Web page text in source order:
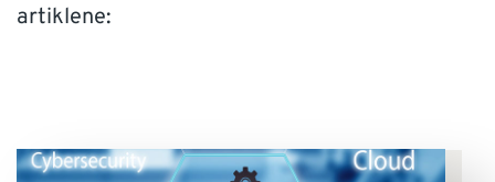
Support: 482 04 400 (
Norge NTI Group Brasil Danmark Deutschland
artiklene: